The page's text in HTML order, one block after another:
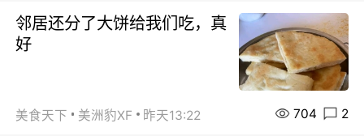
邻居还分了大饼给我们吃，真
好
美食天下 美洲豹XF 昨天13:22 704 2